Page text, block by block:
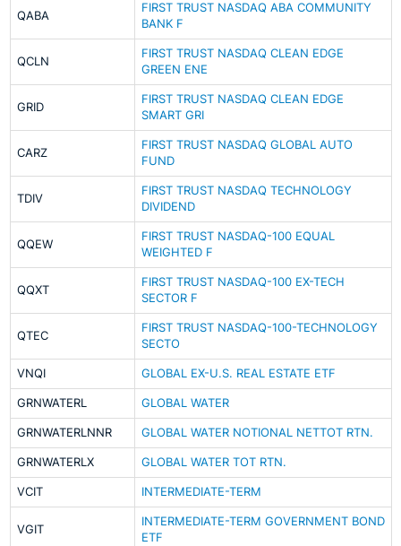
QABA
FIRST TRUST NASDAQ ABA COMMUNITY
BANK F
QCLN
FIRST TRUST NASDAQ CLEAN EDGE
GREEN ENE
GRID
FIRST TRUST NASDAQ CLEAN EDGE
SMART GRI
CARZ
FIRST TRUST NASDAQ GLOBAL AUTO
FUND
TDIV
FIRST TRUST NASDAQ TECHNOLOGY
DIVIDEND
QQEW
FIRST TRUST NASDAQ-100 EQUAL
WEIGHTED F
QQXT
FIRST TRUST NASDAQ-100 EX-TECH
SECTOR F
QTEC
FIRST TRUST NASDAQ-100-TECHNOLOGY
SECTO
VNQI GLOBAL EX-U.S. REAL ESTATE ETF
GRNWATERL GLOBAL WATER
GRNWATERLNNR GLOBAL WATER NOTIONAL NETTOT RTN.
GRNWATERLX GLOBAL WATER TOT RTN.
VCIT INTERMEDIATE-TERM
VGIT
INTERMEDIATE-TERM GOVERNMENT BOND
ETF